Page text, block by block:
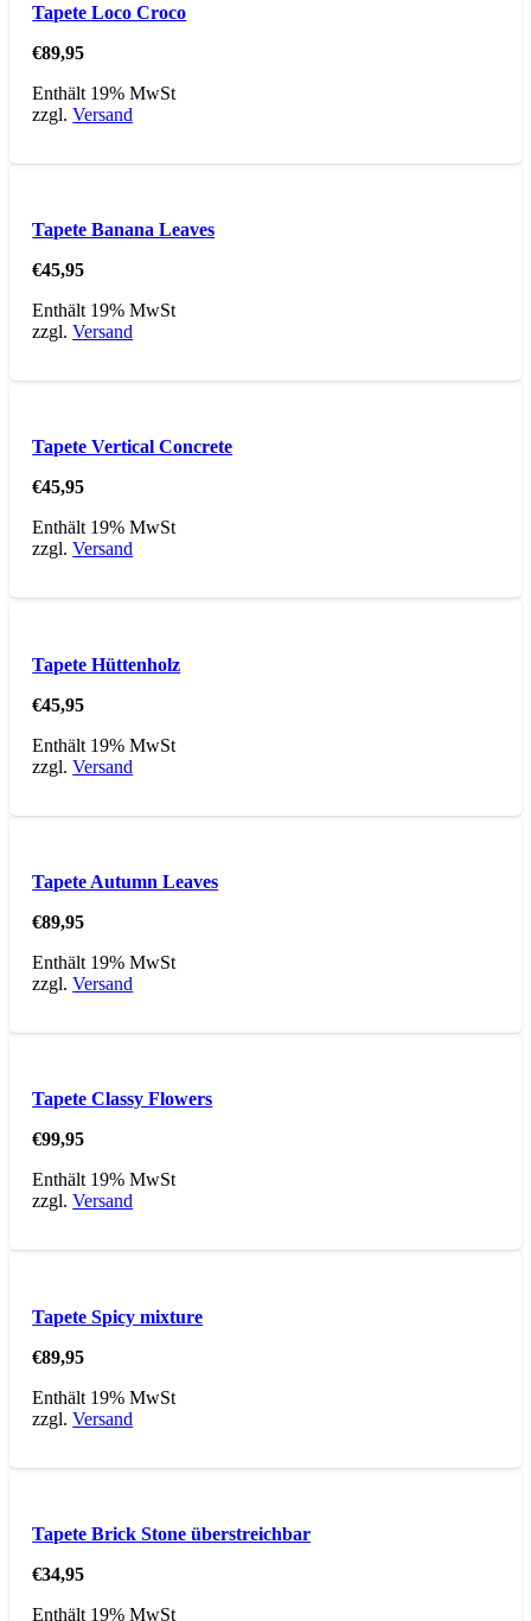
Tapete Loco Croco
€89,95
Enthält 19% MwSt
zzgl.Versand
Tapete Banana Leaves
€45,95
Enthält 19% MwSt
zzgl.Versand
Tapete Vertical Concrete
€45,95
Enthält 19% MwSt
zzgl.Versand
Tapete Hüttenholz
€45,95
Enthält 19% MwSt
zzgl.Versand
Tapete Autumn Leaves
€89,95
Enthält 19% MwSt
zzgl.Versand
Tapete Classy Flowers
€99,95
Enthält 19% MwSt
zzgl.Versand
Tapete Spicy mixture
€89,95
Enthält 19% MwSt
zzgl.Versand
Tapete Brick Stone überstreichbar
€34,95
Enthält 19% MwSt